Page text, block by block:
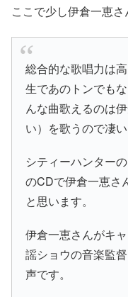
ここで少し伊倉一恵さ
総合的な歌唱力は高
生であのトンでも
んな曲歌えるのは
い）を歌うので凄い
シティーハンター
のCDで伊倉一恵さ
と思います。
伊倉一恵さんがキ
謡ショウの音楽監
声です。